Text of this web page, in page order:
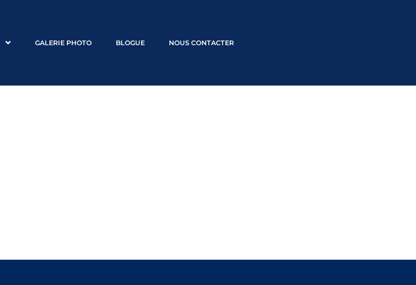
GALERIE PHOTO BLOGUE NOUS CONTACTER